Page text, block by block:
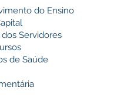
do Ensino
Servidores
de Saúde